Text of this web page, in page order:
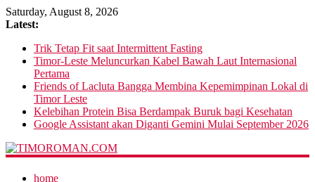
Saturday, August 8, 2026
Latest:
Trik Tetap Fit saat Intermittent Fasting
Timor-Leste Meluncurkan Kabel Bawah Laut Internasional
Pertama
Friends of Lacluta Bangga Membina Kepemimpinan Lokal di
Timor Leste
Kelebihan Protein Bisa Berdampak Buruk bagi Kesehatan
Google Assistant akan Diganti Gemini Mulai September 2026
home